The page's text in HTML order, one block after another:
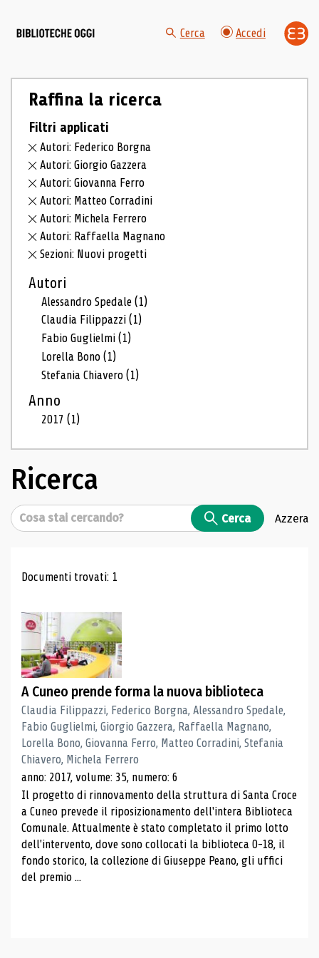
Cerca Accedi
Raffina la ricerca
Filtri applicati
Autori: Federico Borgna
Autori: Giorgio Gazzera
Autori: Giovanna Ferro
Autori: Matteo Corradini
Autori: Michela Ferrero
Autori: Raffaella Magnano
Sezioni: Nuovi progetti
Autori
Alessandro Spedale(1)
Claudia Filippazzi(1)
Fabio Guglielmi(1)
Lorella Bono(1)
Stefania Chiavero(1)
Anno
2017(1)
Ricerca
Cerca Cerca Azzera
Risultati di ricerca
Documenti trovati: 1
A Cuneo prende forma la nuova biblioteca
Claudia Filippazzi, Federico Borgna, Alessandro Spedale,
Fabio Guglielmi, Giorgio Gazzera, Raffaella Magnano,
Lorella Bono, Giovanna Ferro, Matteo Corradini, Stefania
Chiavero, Michela Ferrero
anno: 2017, volume: 35, numero: 6
Il progetto di rinnovamento della struttura di Santa Croce
a Cuneo prevede il riposizionamento dell'intera Biblioteca
Comunale. Attualmente è stato completato il primo lotto
dell'intervento, dove sono collocati la biblioteca 0-18, il
fondo storico, la collezione di Giuseppe Peano, gli uffici
del premio ...